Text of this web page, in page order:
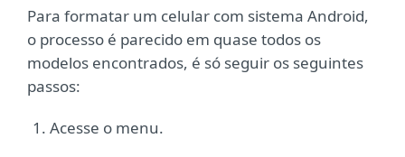
Para formatar um celular com sistema Android,
o processo é parecido em quase todos os
modelos encontrados, é só seguir os seguintes
passos:
Acesse o menu.